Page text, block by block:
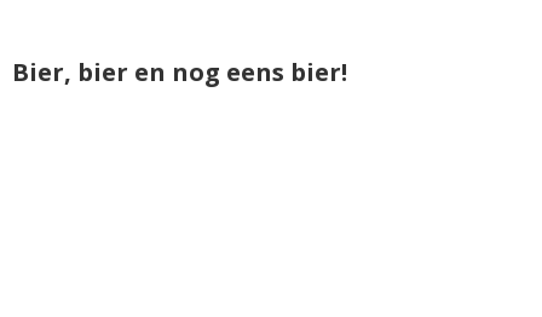
Bier, bier en nog eens bier!